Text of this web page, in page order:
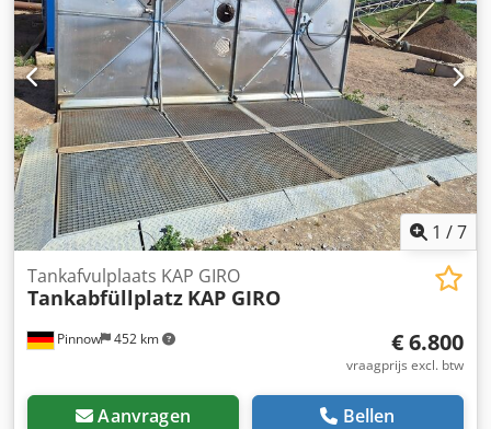
1 /7
Pinnow 452 km
Tankafvulplaats KAP GIRO
Tankabfüllplatz KAP GIRO
€ 6.800
vraagprijs excl. btw
Aanvragen Bellen